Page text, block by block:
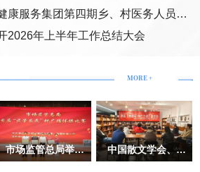
即为“法”，我行即为“法”，司法者等同
法者毫无安全之感。（2023）浙0127执恢
的强关联，侵害了毫无关联关系的第三人
者将国家赋予的执法权演变成合法性
浙0127执恢30号之五执行裁定延续
之三裁定之错误，继续错误冻结该50万保
证金既未执行给申请执行人，亦未退还给所
该笔保证金悬于空中，至今长达2年多之
系银行客服，看能不能冻结对方账户。
，把钱袋子捂得紧紧的。（记者 罗阳奇）
康服务集团第四期乡、村医务人员培
2026年上半年工作总结大会
MORE +
市场监管总局举办
首届“监管为民”杯
中国散文学会、北
京市石景山区作协